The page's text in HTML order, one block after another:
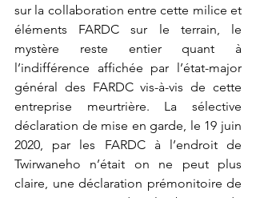
sur la collaboration entre cette milice et
éléments FARDC sur le terrain, le
mystère reste entier quant à
l’indifférence affichée par l’état-major
général des FARDC vis-à-vis de cette
entreprise meurtrière. La sélective
déclaration de mise en garde, le 19 juin
2020, par les FARDC à l’endroit de
Twirwaneho n’était on ne peut plus
claire, une déclaration prémonitoire de